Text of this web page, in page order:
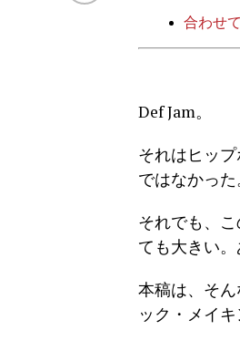
合わせ
Def Jam。
それはヒッ
ではなかった
それでも、
ても大きい。
本稿は、そ
ック・メイ